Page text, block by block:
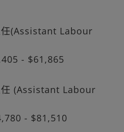
(Assistant Labour
- $61,865
(Assistant Labour
- $81,510